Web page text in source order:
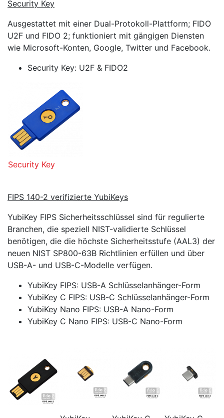
Security Key
Ausgestattet mit einer Dual-Protokoll-Plattform; FIDO
U2F und FIDO 2; funktioniert mit gängigen Diensten
wie Microsoft-Konten, Google, Twitter und Facebook.
Security Key: U2F & FIDO2
Security Key
FIPS 140-2 verifizierte YubiKeys
YubiKey FIPS Sicherheitsschlüssel sind für regulierte
Branchen, die speziell NIST-validierte Schlüssel
benötigen, die die höchste Sicherheitsstufe (AAL3) der
neuen NIST SP800-63B Richtlinien erfüllen und über
USB-A- und USB-C-Modelle verfügen.
YubiKey FIPS: USB-A Schlüsselanhänger-Form
YubiKey C FIPS: USB-C Schlüsselanhänger-Form
YubiKey Nano FIPS: USB-A Nano-Form
YubiKey C Nano FIPS: USB-C Nano-Form